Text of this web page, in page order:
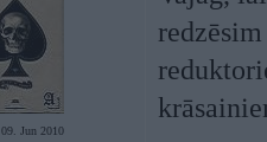
09. Jun 2010